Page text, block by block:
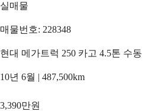
실매물
매물번호: 228348
현대 메가트럭 250 카고 4.5톤 수동
10년 6월 | 487,500km
3,390만원